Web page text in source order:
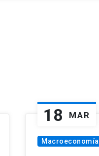
18 MAR
Macroeconomía